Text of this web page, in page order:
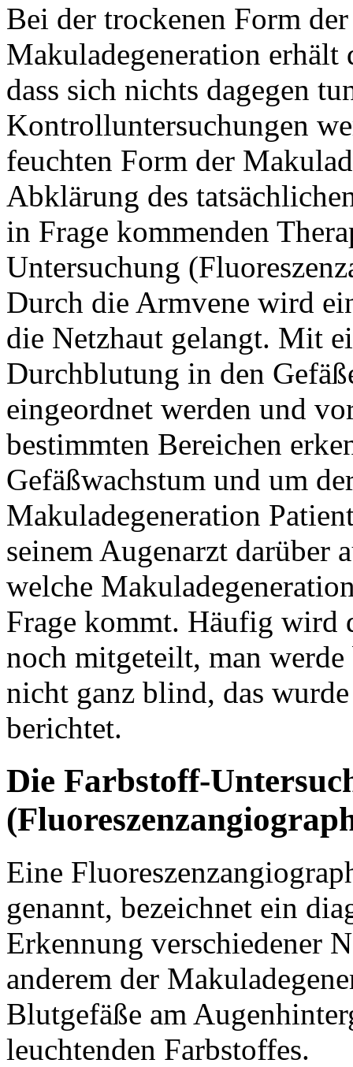
Bei der trockenen Form
Makuladegeneration
dass sich nichts dagegen
Kontrolluntersuchungen
feuchten Form der
Abklärung des
in Frage kommenden
Untersuchung
Durch die Armvene wird
die Netzhaut gelangt. Mit
Durchblutung in den
eingeordnet werden und
bestimmten Bereichen
Gefäßwachstum und um
Makuladegeneration
seinem Augenarzt darüber
welche
Frage kommt. Häufig wird
noch mitgeteilt, man
nicht ganz blind, das
berichtet.
Die Farbstoff-
Eine
genannt, bezeichnet ein
Erkennung verschiedener
anderem der
Blutgefäße am
leuchtenden Farbstoffes.